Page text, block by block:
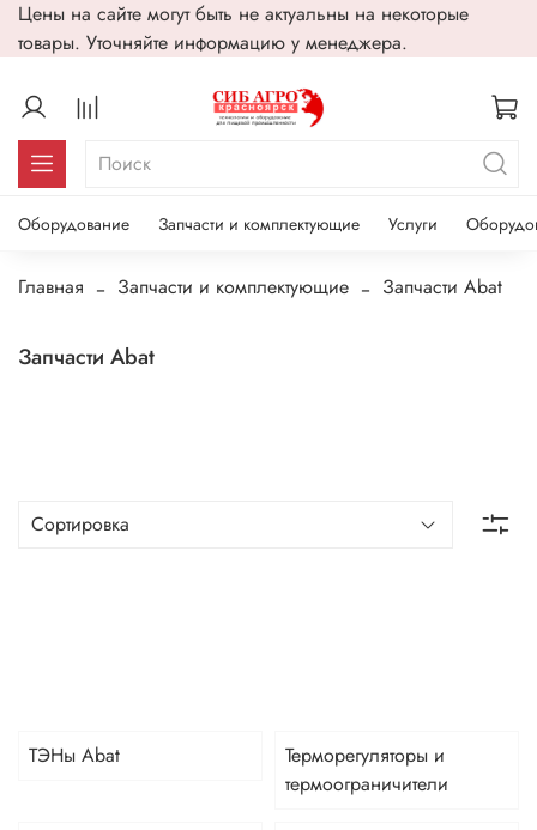
Цены на сайте могут быть не актуальны на некоторые
товары. Уточняйте информацию у менеджера.
Оборудование Запчасти и комплектующие Услуги
Главная Запчасти и комплектующие Запчасти Abat
Запчасти Abat
ТЭНы Abat
Терморегуляторы и
термоограничители